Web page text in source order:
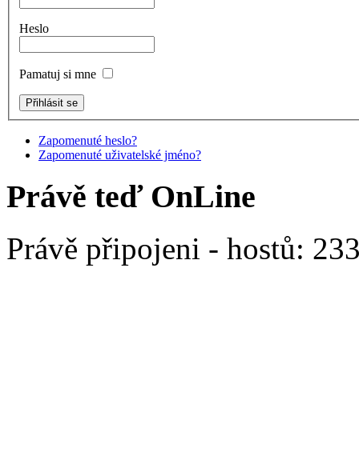
Heslo
Pamatuj si mne
Zapomenuté heslo?
Zapomenuté uživatelské jméno?
Právě teď OnLine
Právě připojeni - hostů: